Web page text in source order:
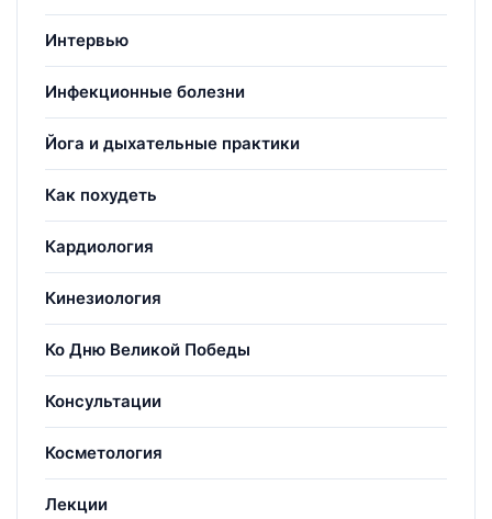
Интервью
Инфекционные болезни
Йога и дыхательные практики
Как похудеть
Кардиология
Кинезиология
Ко Дню Великой Победы
Консультации
Косметология
Лекции